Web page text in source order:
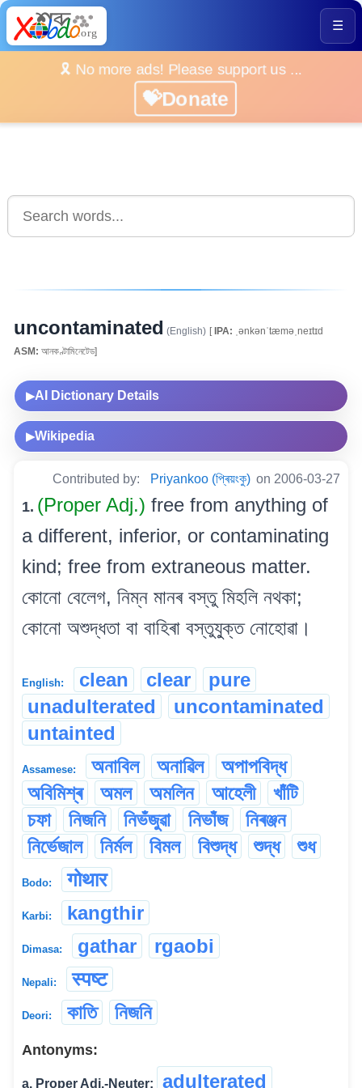
☰
🎗️ No more ads! Please support us ...
💝Donate
uncontaminated (English) [IPA: ˌənkənˈtæməˌneɪtɪd
ASM: আনকণ্টামিনেটেড]
▶AI Dictionary Details
▶Wikipedia
Contributed by: Priyankoo (প্ৰিয়ংকু) on 2006-03-27
1. (Proper Adj.) free from anything of
a different, inferior, or contaminating
kind; free from extraneous matter.
কোনো বেলেগ, নিম্ন মানৰ বস্তু মিহলি নথকা;
কোনো অশুদ্ধতা বা বাহিৰা বস্তুযু্ক্ত নোহোৱা।
English: clean clear
pure
unadulterated
uncontaminated
untainted
Assamese: অনাবিল অনাৱিল
অপাপবিদ্ধ
অবিমিশ্ৰ
অমল অমলিন আহেলী
খাঁটি
চফা
নিজনি নিভঁজুৱা নিভাঁজ
নিৰঞ্জন
নিৰ্ভেজাল
নিৰ্মল বিমল বিশুদ্ধ শুদ্ধ শুধ
Bodo: गोथार
Karbi: kangthir
Dimasa: gathar rgaobi
Nepali: स्पष्ट
Deori: কাতি নিজনি
Antonyms:
a. Proper Adj.-Neuter: adulterated